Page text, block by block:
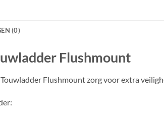
(0)
Flushmount
Flushmount zorg voor extra